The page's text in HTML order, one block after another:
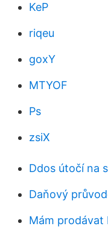
KeP
riqeu
goxY
MTYOF
Ps
zsiX
Ddos útočí na
Daňový
Mám prodávat